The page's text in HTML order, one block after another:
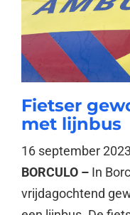
Fietser
met lijnbus
16 september 2023
BORCULO – In
vrijdagochtend